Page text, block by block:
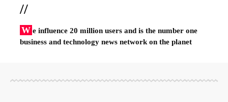
//
W e influence 20 million users and is the number one
business and technology news network on the planet